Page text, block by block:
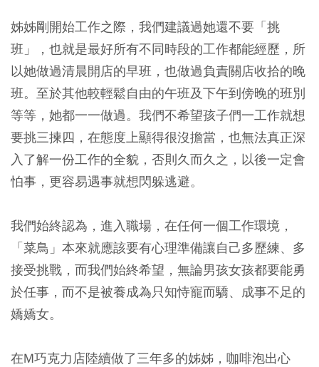
姊姊剛開始工作之際，我們建議過她還不要「挑
班」，也就是最好所有不同時段的工作都能經歷，所
以她做過清晨開店的早班，也做過負責關店收拾的晚
班。至於其他較輕鬆自由的午班及下午到傍晚的班別
等等，她都一一做過。我們不希望孩子們一工作就想
要挑三揀四，在態度上顯得很沒擔當，也無法真正深
入了解一份工作的全貌，否則久而久之，以後一定會
怕事，更容易遇事就想閃躲逃避。
我們始終認為，進入職場，在任何一個工作環境，
「菜鳥」本來就應該要有心理準備讓自己多歷練、多
接受挑戰，而我們始終希望，無論男孩女孩都要能勇
於任事，而不是被養成為只知恃寵而驕、成事不足的
嬌嬌女。
在M巧克力店陸續做了三年多的姊姊，咖啡泡出心